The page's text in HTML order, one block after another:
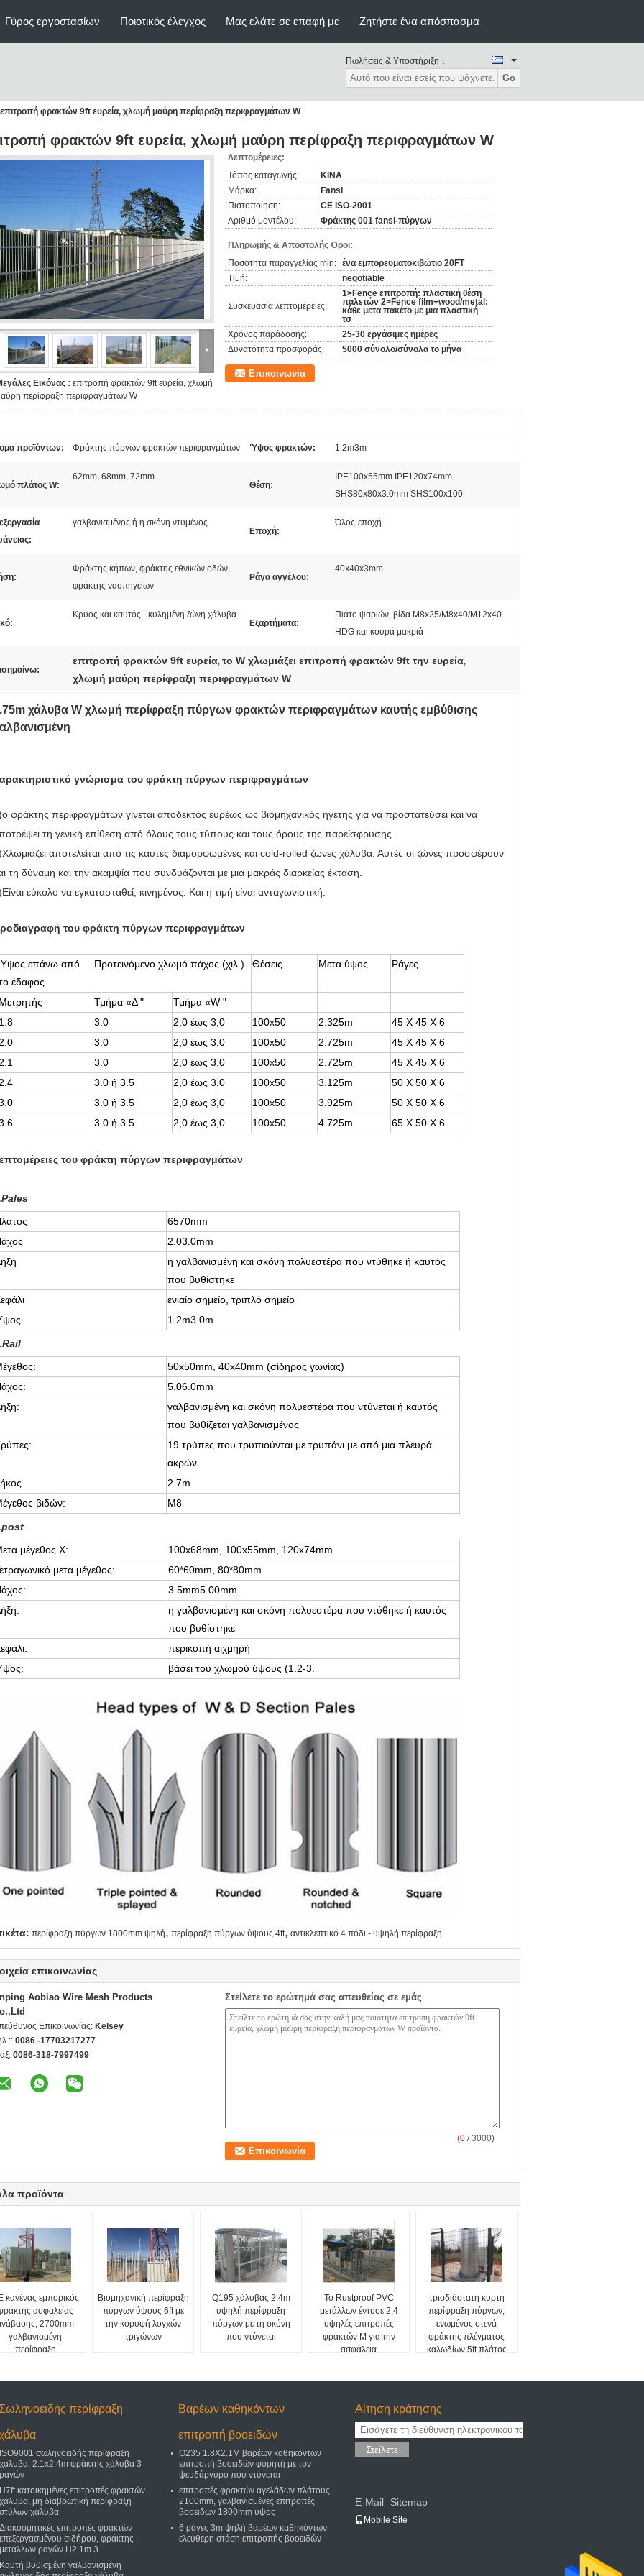
Γύρος εργοστασίων Ποιοτικός έλεγχος Μας ελάτε σε επαφή με Ζητήστε ένα απόσπασμα
Πωλήσεις & Υποστήριξη：
Go
επιτροπή φρακτών 9ft ευρεία, χλωμή μαύρη περίφραξη περιφραγμάτων W
φρακτών 9ft ευρεία, χλωμή μαύρη περίφραξη περιφραγμάτων W
Εικόνας : επιτροπή φρακτών 9ft ευρεία, χλωμή
περίφραξη περιφραγμάτων W
Λεπτομέρειες:
Τόπος καταγωγής:
ΚΙΝΑ
Μάρκα:
Fansi
Πιστοποίηση:
CE ISO-2001
Αριθμό μοντέλου:
Φράκτης 001 fansi-πύργων
Πληρωμής & Αποστολής Όροι:
Ποσότητα παραγγελίας min: ένα εμπορευματοκιβώτιο 20FT
Τιμή:
negotiable
Συσκευασία λεπτομέρειες:
1>Fence επιτροπή: πλαστική θέση
παλετών 2>Fence film+wood/metal:
κάθε μετα πακέτο με μια πλαστική
τσ
Χρόνος παράδοσης:
25-30 εργάσιμες ημέρες
Δυνατότητα προσφοράς:
5000 σύνολο/σύνολα το μήνα
Επικοινωνία
προϊόντων: Φράκτης πύργων φρακτών περιφραγμάτων Ύψος φρακτών: 1.2m3m
πλάτος W:
62mm, 68mm, 72mm
Θέση:
IPE100x55mm IPE120x74mm
SHS80x80x3.0mm SHS100x100
γαλβανισμένος ή η σκόνη ντυμένος
Εποχή:
Όλος-εποχή
Φράκτης κήπων, φράκτης εθνικών οδών,
φράκτης ναυπηγείων
Ράγα αγγέλου:
40x40x3mm
Κρύος και καυτός - κυλημένη ζώνη χάλυβα
Εξαρτήματα:
Πιάτο ψαριών, βίδα M8x25/M8x40/M12x40
HDG και κουρά μακριά
επιτροπή φρακτών 9ft ευρεία, το W χλωμιάζει επιτροπή φρακτών 9ft την ευρεία,
χλωμή μαύρη περίφραξη περιφραγμάτων W
χάλυβα W χλωμή περίφραξη πύργων φρακτών περιφραγμάτων καυτής εμβύθισης
γνώρισμα του φράκτη πύργων περιφραγμάτων
φράκτης περιφραγμάτων γίνεται αποδεκτός ευρέως ως βιομηχανικός ηγέτης για να προστατεύσει και να
τη γενική επίθεση από όλους τους τύπους και τους όρους της παρείσφρυσης.
αποτελείται από τις καυτές διαμορφωμένες και cold-rolled ζώνες χάλυβα. Αυτές οι ζώνες προσφέρουν
τη δύναμη και την ακαμψία που συνδυάζονται με μια μακράς διαρκείας έκταση.
εύκολο να εγκατασταθεί, κινημένος. Και η τιμή είναι ανταγωνιστική.
του φράκτη πύργων περιφραγμάτων
επάνω από
έδαφος
Προτεινόμενο χλωμό πάχος (χιλ.) Θέσεις Μετα ύψος Ράγες
Τμήμα «Δ "
Τμήμα «W "
3.0 2,0 έως 3,0 100x50 2.325m
45 X 45 X 6
3.0 2,0 έως 3,0 100x50 2.725m
45 X 45 X 6
3.0 2,0 έως 3,0 100x50 2.725m
45 X 45 X 6
3.0 ή 3.5 2,0 έως 3,0 100x50 3.125m
50 X 50 X 6
3.0 ή 3.5 2,0 έως 3,0 100x50 3.925m
50 X 50 X 6
3.0 ή 3.5 2,0 έως 3,0 100x50 4.725m 65 X 50 X 6
του φράκτη πύργων περιφραγμάτων
6570mm
2.03.0mm
η γαλβανισμένη και σκόνη πολυεστέρα που ντύθηκε ή καυτός
που βυθίστηκε
ενιαίο σημείο, τριπλό σημείο
1.2m3.0m
50x50mm, 40x40mm (σίδηρος γωνίας)
5.06.0mm
γαλβανισμένη και σκόνη πολυεστέρα που ντύνεται ή καυτός
που βυθίζεται γαλβανισμένος
19 τρύπες που τρυπιούνται με τρυπάνι με από μια πλευρά
ακρών
2.7m
βιδών:
M8
μέγεθος Χ:
100x68mm, 100x55mm, 120x74mm
μετα μέγεθος:
60*60mm, 80*80mm
3.5mm5.00mm
η γαλβανισμένη και σκόνη πολυεστέρα που ντύθηκε ή καυτός
που βυθίστηκε
περικοπή αιχμηρή
βάσει του χλωμού ύψους (1.2-3.
περίφραξη πύργων 1800mm ψηλή, περίφραξη πύργων ύψους 4ft, αντικλεπτικό 4 πόδι - υψηλή περίφραξη
επικοινωνίας
Aobiao Wire Mesh Products
Επικοινωνίας: Kelsey
0086 -17703217277
0086-318-7997499
Στείλετε το ερώτημά σας απευθείας σε εμάς
(0 / 3000)
προϊόντα
κανένας εμπορικός
ασφαλείας
2700mm
γαλβανισμένη
περίφραξη
Βιομηχανική περίφραξη
πύργων ύψους 6ft με
την κορυφή λογχών
τριγώνων
Q195 χάλυβας 2.4m
υψηλή περίφραξη
πύργων με τη σκόνη
που ντύνεται
Το Rustproof PVC
μετάλλων έντυσε 2,4
υψηλές επιτροπές
φρακτών Μ για την
ασφάλεια
τρισδιάστατη κυρτή
περίφραξη πύργων,
ενωμένος στενά
φράκτης πλέγματος
καλωδίων 5ft πλάτος
περίφραξη
ISO9001 σωληνοειδής περίφραξη
χάλυβα, 2.1x2.4m φράκτης χάλυβα 3
ραγών
H7ft κατοικημένες επιτροπές φρακτών
χάλυβα, μη διαβρωτική περίφραξη
στύλων χάλυβα
Διακοσμητικές επιτροπές φρακτών
επεξεργασμένου σιδήρου, φράκτης
μετάλλων ραγών H2.1m 3
Καυτή βυθισμένη γαλβανισμένη
Βαρέων καθηκόντων
επιτροπή βοοειδών
Q235 1.8X2.1M βαρέων καθηκόντων
επιτροπή βοοειδών φορητή με τον
ψευδάργυρο που ντύνεται
επιτροπές φρακτών αγελάδων πλάτους
2100mm, γαλβανισμένες επιτροπές
βοοειδών 1800mm ύψος
6 ράγες 3m ψηλή βαρέων καθηκόντων
ελεύθερη στάση επιτροπής βοοειδών
Αίτηση κράτησης
Στείλετε
E-Mail Sitemap
Mobile Site